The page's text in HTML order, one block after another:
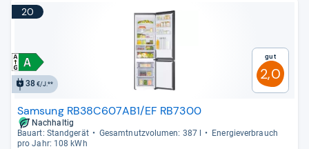
20
38€/J.**
Gut
2,0
Samsung RB38C607AB1/EF RB7300
Nachhaltig
Bau­art: Stand­ge­rät
Gesamt­nutz­vo­lu­men: 387 l
Ener­gie­ver­brauch
pro Jahr: 108 kWh